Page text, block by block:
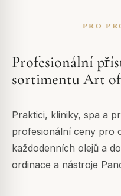
PRO
Profesionální
sortimentu Art of
Praktici, kliniky, spa a
profesionální ceny pro
každodenních olejů a
ordinace a nástroje